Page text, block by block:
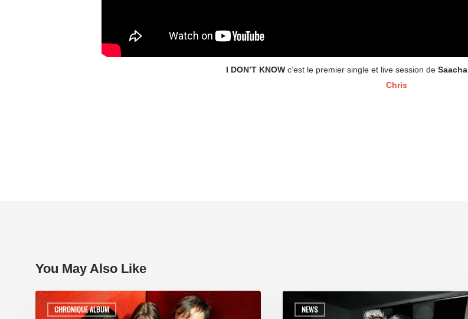
I DON’T KNOW c’est le premier single et live session de Saacha
Chris
You May Also Like
CHRONIQUE ALBUM NEWS